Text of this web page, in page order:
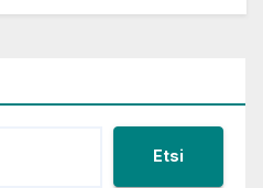
Etsi